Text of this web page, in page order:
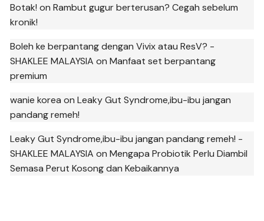
Botak! onRambut gugur berterusan? Cegah sebelum
kronik!
Boleh ke berpantang dengan Vivix atau ResV? -
SHAKLEE MALAYSIA onManfaat set berpantang
premium
wanie korea onLeaky Gut Syndrome,ibu-ibu jangan
pandang remeh!
Leaky Gut Syndrome,ibu-ibu jangan pandang remeh! -
SHAKLEE MALAYSIA onMengapa Probiotik Perlu Diambil
Semasa Perut Kosong dan Kebaikannya